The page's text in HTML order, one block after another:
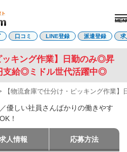
口コミ LINE登録 派遣登録 求
ッキング作業】日勤のみ◎昇
支給◎ミドル世代活躍中◎
【物流倉庫で仕分け・ピッキング作業
優しい社員さんばかりの働きやす
！
人情報 応募方法